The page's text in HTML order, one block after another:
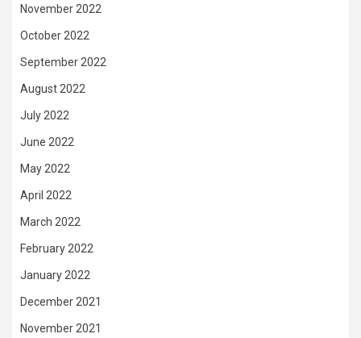
November 2022
October 2022
September 2022
August 2022
July 2022
June 2022
May 2022
April 2022
March 2022
February 2022
January 2022
December 2021
November 2021